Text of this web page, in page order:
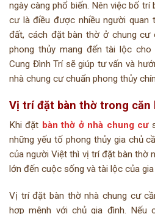
ngày càng phổ biến. Nên việc bố
cư là điều được nhiều người quan
đất, cách đặt bàn thờ ở chung cư
phong thủy mang đến tài lộc cho
Cung Đình Trí sẽ giúp tư vấn và
nhà chung cư chuẩn phong thủy
Vị trí đặt bàn thờ trong căn
Khi đặt bàn thờ ở nhà chung cư
những yếu tố phong thủy gia chủ
của người Việt thì vị trí đặt bàn thờ
lớn đến cuộc sống và tài lộc của gia
Vị trí đặt bàn thờ nhà chung cư
hợp mệnh với chủ gia đình. Nếu